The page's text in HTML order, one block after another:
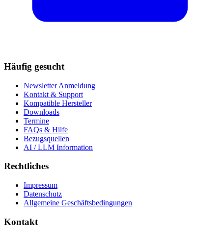
Häufig gesucht
Newsletter Anmeldung
Kontakt & Support
Kompatible Hersteller
Downloads
Termine
FAQs & Hilfe
Bezugsquellen
AI / LLM Information
Rechtliches
Impressum
Datenschutz
Allgemeine Geschäftsbedingungen
Kontakt